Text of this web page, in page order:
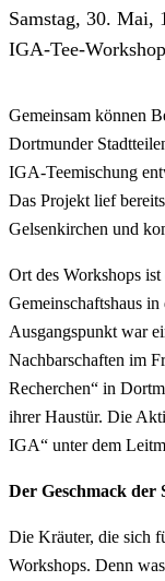
Samstag, 30. Mai,
IGA-Tee-
Gemeinsam können
Dortmunder
IGA-Teemischung
Das Projekt lief
Gelsenkirchen und
Ort des Workshops
Gemeinschaftshaus
Ausgangspunkt war
Nachbarschaften im
Recherchen“ in
ihrer Haustür. Die
IGA“ unter dem
Der Geschmack der
Die Kräuter, die sich
Workshops. Denn